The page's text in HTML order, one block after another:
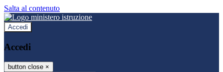
Salta al contenuto
Accedi
Accedi
button close ×